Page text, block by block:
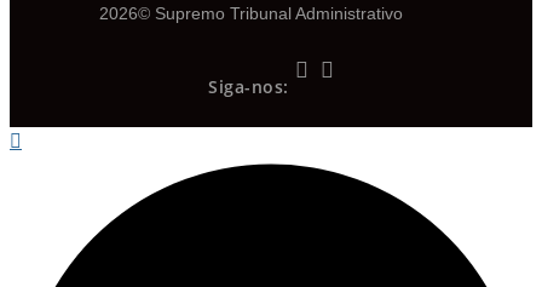
2026© Supremo Tribunal Administrativo
Siga-nos: